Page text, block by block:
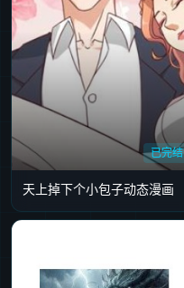
已完结
天上掉下个小包子动态漫画